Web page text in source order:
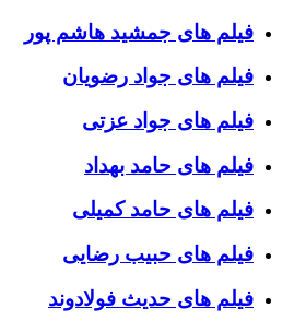
فیلم های جمشید هاشم پور
فیلم های جواد رضویان
فیلم های جواد عزتی
فیلم های حامد بهداد
فیلم های حامد کمیلی
فیلم های حبیب رضایی
فیلم های حدیث فولادوند